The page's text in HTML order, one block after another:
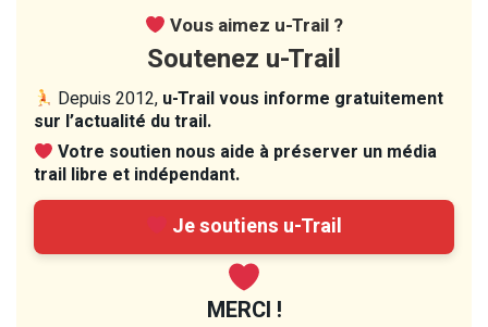
Vous aimez u-Trail ?
Soutenez u-Trail
Depuis 2012, u-Trail vous informe gratuitement
sur l’actualité du trail.
Votre soutien nous aide à préserver un média
trail libre et indépendant.
Je soutiens u-Trail
MERCI !